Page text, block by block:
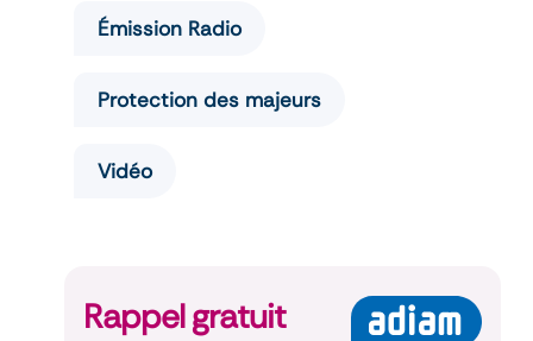
Émission Radio
Protection des majeurs
Vidéo
Rappel gratuit